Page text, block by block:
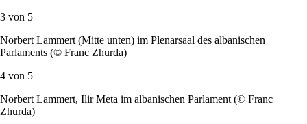
3 von 5
Norbert Lammert (Mitte unten) im Plenarsaal des albanischen
Parlaments (© Franc Zhurda)
4 von 5
Norbert Lammert, Ilir Meta im albanischen Parlament (© Franc
Zhurda)